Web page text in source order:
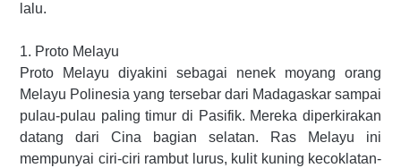
lalu.
1. Proto Melayu
Proto Melayu diyakini sebagai nenek moyang orang
Melayu Polinesia yang tersebar dari Madagaskar sampai
pulau-pulau paling timur di Pasifik. Mereka diperkirakan
datang dari Cina bagian selatan. Ras Melayu ini
mempunyai ciri-ciri rambut lurus, kulit kuning kecoklatan-